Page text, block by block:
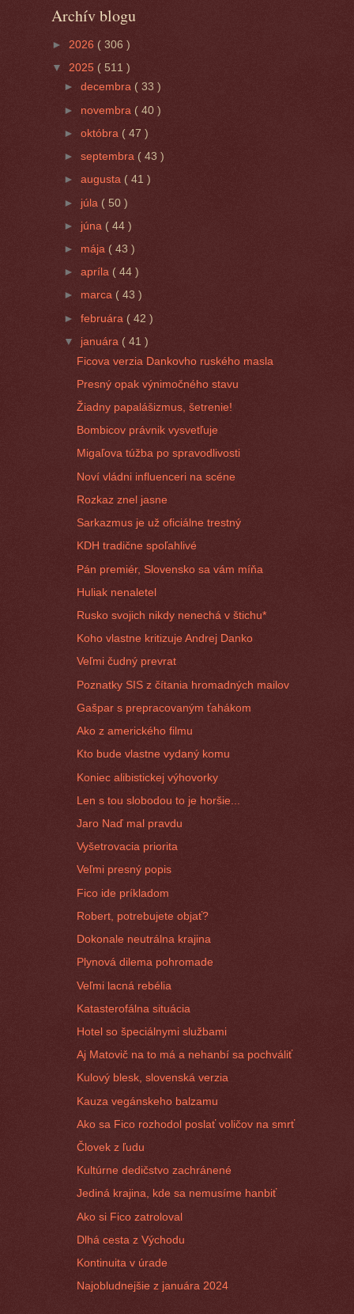
Archív blogu
► 2026 ( 306 )
▼ 2025 ( 511 )
►decembra( 33 )
► novembra ( 40 )
►októbra ( 47 )
►septembra ( 43 )
►augusta( 41 )
► júla ( 50 )
► júna ( 44 )
► mája ( 43 )
►apríla ( 44 )
► marca( 43 )
►februára ( 42 )
▼ januára ( 41 )
Ficova verzia Dankovho ruského masla
Presný opak výnimočného stavu
Žiadny papalášizmus, šetrenie!
Bombicov právnik vysvetľuje
Migaľova túžba po spravodlivosti
Noví vládni influenceri na scéne
Rozkaz znel jasne
Sarkazmus je už oficiálne trestný
KDH tradične spoľahlivé
Pán premiér, Slovensko sa vám míňa
Huliak nenaletel
Rusko svojich nikdy nenechá v štichu*
Koho vlastne kritizuje Andrej Danko
Veľmi čudný prevrat
Poznatky SIS z čítania hromadných mailov
Gašpar s prepracovaným ťahákom
Ako z amerického filmu
Kto bude vlastne vydaný komu
Koniec alibistickej výhovorky
Len s tou slobodou to je horšie...
Jaro Naď mal pravdu
Vyšetrovacia priorita
Veľmi presný popis
Fico ide príkladom
Robert, potrebujete objať?
Dokonale neutrálna krajina
Plynová dilema pohromade
Veľmi lacná rebélia
Katasterofálna situácia
Hotel so špeciálnymi službami
Aj Matovič na to má a nehanbí sa pochváliť
Kulový blesk, slovenská verzia
Kauza vegánskeho balzamu
Ako sa Fico rozhodol poslať voličov na smrť
Človek z ľudu
Kultúrne dedičstvo zachránené
Jediná krajina, kde sa nemusíme hanbiť
Ako si Fico zatroloval
Dlhá cesta z Východu
Kontinuita v úrade
Najobludnejšie z januára 2024